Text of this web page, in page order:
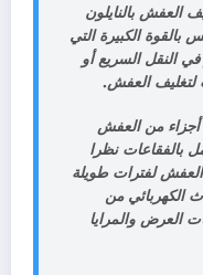
العفش بالنايلون
الكبيرة التي
النقل السريع أو
لتغليف العفش.
أجزاء من العفش
بالفقاعات نظرا
العفش لفترات طويلة
الكهربائي من
العرض والمرايا